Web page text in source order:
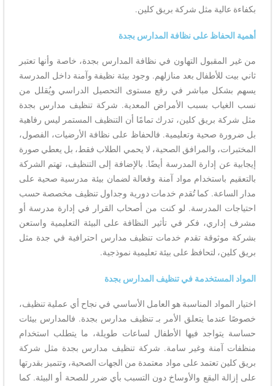
بكفاءة عالية مثل شركة بريق كلين.
أهمية الحفاظ على نظافة المدارس بجدة
من غير المقبول التهاون في نظافة المدارس بجدة، خاصة وأنها تعتبر
ثاني بيت للأطفال بعد منازلهم. وجود بيئة نظيفة وآمنة داخل المدرسة
يسهم بشكل مباشر في رفع مستوى التحصيل الدراسي ويُقلل من
نسب الغياب بسبب الأمراض المعدية. شركة تنظيف مدارس بجدة
مثل شركة بريق كلين، تدرك تمامًا أن التنظيف المستمر ليس رفاهية
بل ضرورة صحية وتعليمية. فالحفاظ على نظافة الأرضيات، الفصول،
المختبرات، والمرافق الصحية، لا يحمي الطلاب فقط، بل يعطي صورة
إيجابية عن إدارة المدرسة أيضًا. بالإضافة إلى التنظيف، تهتم الشركة
بالتعقيم باستخدام مواد آمنة وفعالة لضمان بيئة مدرسية صحية على
مدار الساعة. كما تُقدم خدمات دورية وجداول تنظيف مخصصة حسب
احتياجات المدرسة. لو كنت من أصحاب القرار في إدارة مدرسة أو
مشرف إداري، فكر في تأثير النظافة على البيئة التعليمية واستعن
بشركة موثوقة تقدم خدمات تنظيف مدارس احترافية في جدة مثل
بريق كلين، لتحافظ على بيئة تعليمية نموذجية.
المواد المستخدمة في تنظيف المدارس بجدة
اختيار المواد المناسبة هو العامل الأساسي في نجاح أي عملية تنظيف،
خصوصًا عندما يتعلق الأمر بـ تنظيف مدارس بجدة. فالمدارس بيئات
حساسة يتواجد فيها الأطفال لساعات طويلة، ما يتطلب استخدام
منظفات آمنة وغير سامة. شركة تنظيف مدارس بجدة مثل شركة
بريق كلين تعتمد على مواد معتمدة من الجهات الصحية، وتتميز بقدرتها
على إزالة البقع والأوساخ دون التسبب بأي ضرر للصحة أو البيئة. كما